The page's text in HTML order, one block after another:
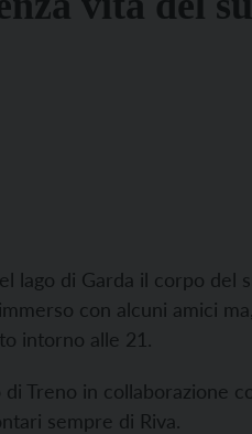
lago di Garda il corpo del
con alcuni amici
intorno alle 21.
Treno in collaborazione
sempre di Riva.